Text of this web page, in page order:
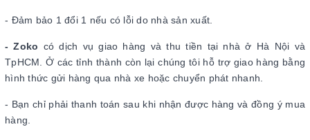
- Đảm bảo 1 đổi 1 nếu có lỗi do nhà sản xuất.
- Zoko có dịch vụ giao hàng và thu tiền tại nhà ở Hà Nội và
TpHCM. Ở các tỉnh thành còn lại chúng tôi hỗ trợ giao hàng bằng
hình thức gửi hàng qua nhà xe hoặc chuyển phát nhanh.
- Bạn chỉ phải thanh toán sau khi nhận được hàng và đồng ý mua
hàng.